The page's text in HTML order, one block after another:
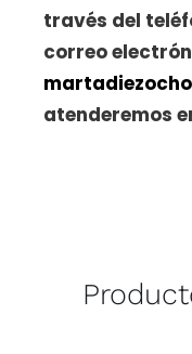
través del
correo
atenderemos